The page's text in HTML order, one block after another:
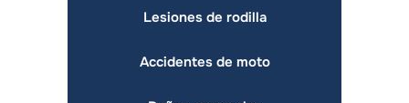
Lesiones de rodilla
Accidentes de moto